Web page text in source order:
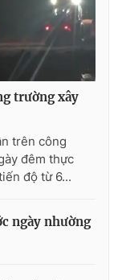
trường xây
trên công
đêm thực
độ từ 6...
ngày nhường